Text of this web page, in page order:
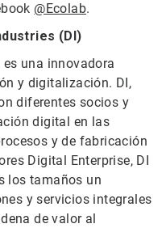
@Ecolab.
(DI)
una innovadora
y digitalización. DI,
diferentes socios y
digital en las
y de fabricación
Digital Enterprise, DI
los tamaños un
y servicios integrales
de valor al